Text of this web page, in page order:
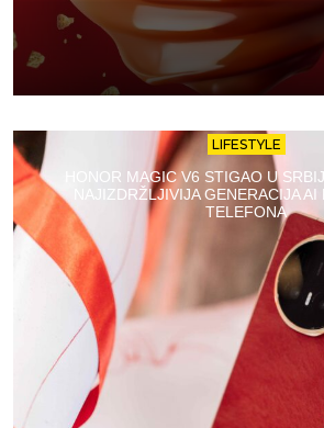
LIFESTYLE
HONOR MAGIC V6 STIGAO U
NAJIZDRŽLJIVIJA GENERACIJA
TELEFONA